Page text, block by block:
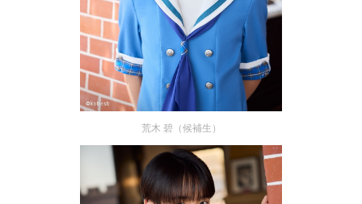
荒木 碧（候補生）